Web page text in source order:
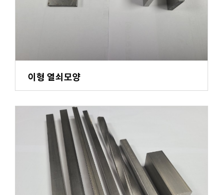
이형 열쇠모양